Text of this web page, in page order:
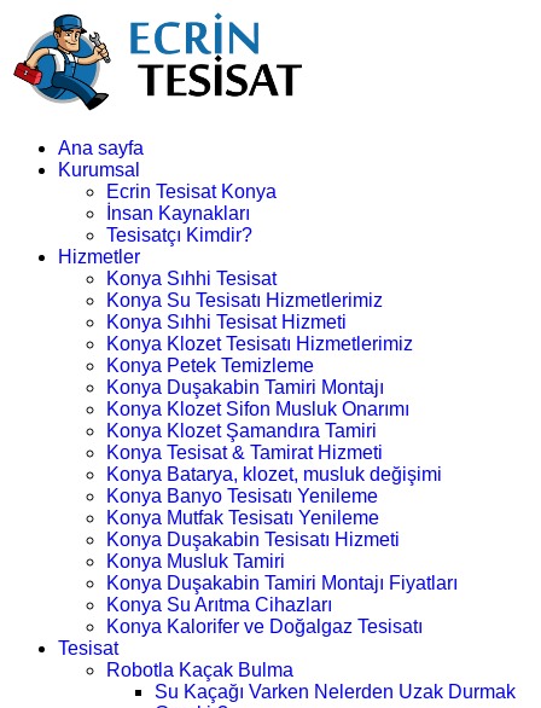
Ana sayfa
Kurumsal
Ecrin Tesisat Konya
İnsan Kaynakları
Tesisatçı Kimdir?
Hizmetler
Konya Sıhhi Tesisat
Konya Su Tesisatı Hizmetlerimiz
Konya Sıhhi Tesisat Hizmeti
Konya Klozet Tesisatı Hizmetlerimiz
Konya Petek Temizleme
Konya Duşakabin Tamiri Montajı
Konya Klozet Sifon Musluk Onarımı
Konya Klozet Şamandıra Tamiri
Konya Tesisat & Tamirat Hizmeti
Konya Batarya, klozet, musluk değişimi
Konya Banyo Tesisatı Yenileme
Konya Mutfak Tesisatı Yenileme
Konya Duşakabin Tesisatı Hizmeti
Konya Musluk Tamiri
Konya Duşakabin Tamiri Montajı Fiyatları
Konya Su Arıtma Cihazları
Konya Kalorifer ve Doğalgaz Tesisatı
Tesisat
Robotla Kaçak Bulma
Su Kaçağı Varken Nelerden Uzak Durmak